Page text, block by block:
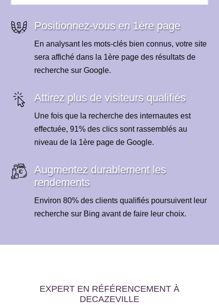
Positionnez-vous en 1ère page
En analysant les mots-clés bien connus, votre site
sera affiché dans la 1ère page des résultats de
recherche sur Google.
Attirez plus de visiteurs qualifiés
Une fois que la recherche des internautes est
effectuée, 91% des clics sont rassemblés au
niveau de la 1ère page de Google.
Augmentez durablement les
rendements
Environ 80% des clients qualifiés poursuivent leur
recherche sur Bing avant de faire leur choix.
EXPERT EN RÉFÉRENCEMENT À
DECAZEVILLE